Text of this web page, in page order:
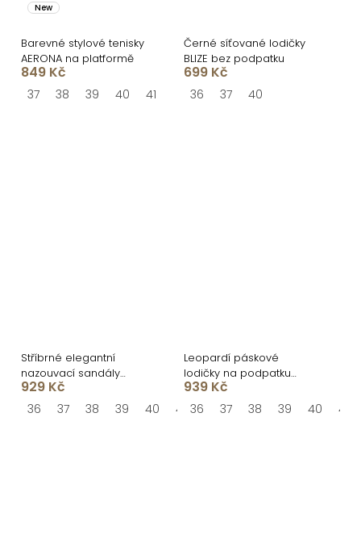
New
Barevné stylové tenisky
AERONA na platformě
849 Kč
37 38 39 40 41
Černé síťované lodičky
BLIZE bez podpatku
699 Kč
36 37 40
Stříbrné elegantní
nazouvací sandály
RIVENO
929 Kč
36 37 38 39 40 41
Leopardí páskové
lodičky na podpatku
OLIVRA
939 Kč
36 37 38 39 40 41